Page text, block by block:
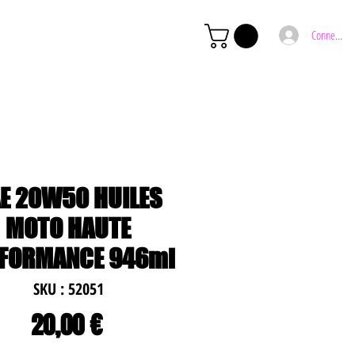
Connexion
20W50 HUILES
MOTO HAUTE
946ml
SKU : 52051
20,00 €Prix